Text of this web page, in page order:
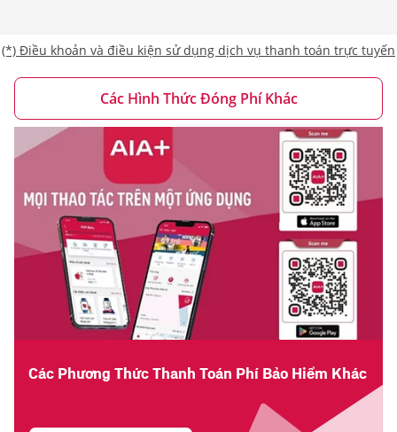
(*) Điều khoản và điều kiện sử dụng dịch vụ thanh toán trực tuyến
Các Hình Thức Đóng Phí Khác
Các Phương Thức Thanh Toán Phí Bảo Hiểm Khác